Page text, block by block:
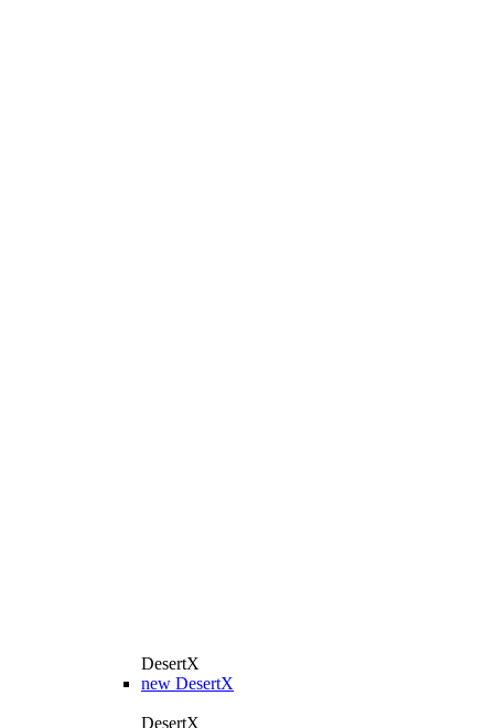
DesertX
new DesertX
DesertX